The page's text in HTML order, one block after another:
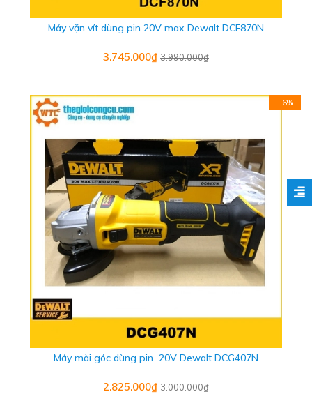
Máy vặn vít dùng pin 20V max Dewalt DCF870N
3.745.000₫ 3.990.000₫
- 6%
Máy mài góc dùng pin 20V Dewalt DCG407N
2.825.000₫ 3.000.000₫